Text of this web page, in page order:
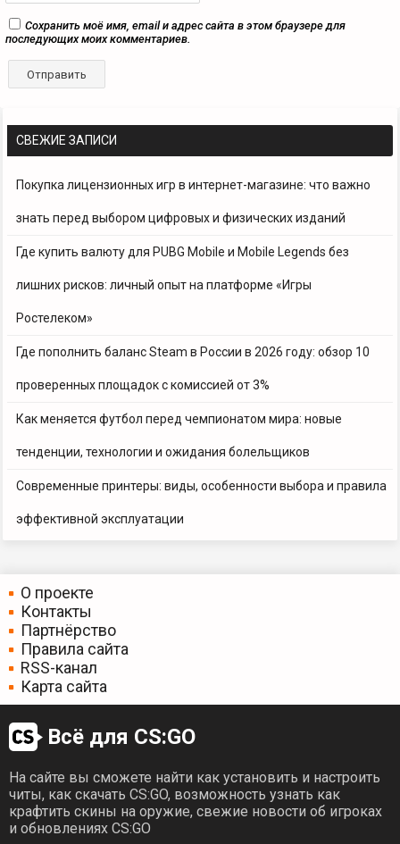
СВЕЖИЕ ЗАПИСИ
Покупка лицензионных игр в интернет-магазине: что важно
знать перед выбором цифровых и физических изданий
Где купить валюту для PUBG Mobile и Mobile Legends без
лишних рисков: личный опыт на платформе «Игры
Ростелеком»
Где пополнить баланс Steam в России в 2026 году: обзор 10
проверенных площадок с комиссией от 3%
Как меняется футбол перед чемпионатом мира: новые
тенденции, технологии и ожидания болельщиков
Современные принтеры: виды, особенности выбора и правила
эффективной эксплуатации
Сохранить моё имя, email и адрес сайта в этом браузере для
последующих моих комментариев.
О проекте
Контакты
Партнёрство
Правила сайта
RSS-канал
Карта сайта
Всё для CS:GO
На сайте вы сможете найти как установить и настроить
читы, как скачать CS:GO, возможность узнать как
крафтить скины на оружие, свежие новости об игроках
и обновлениях CS:GO